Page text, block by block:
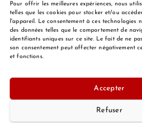
Pour offrir les meilleures expériences, nous
telles que les cookies pour stocker et/ou
l'appareil. Le consentement à ces technologies
des données telles que le comportement de
identifiants uniques sur ce site. Le fait de ne
son consentement peut affecter négativement
et fonctions.
Accepter
Refuser
Mentions Légales